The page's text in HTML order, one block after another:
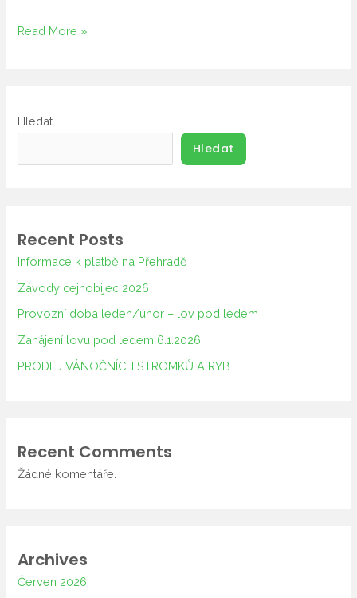
Read More »
Hledat
Hledat
Recent Posts
Informace k platbě na Přehradě
Závody cejnobijec 2026
Provozní doba leden/únor – lov pod ledem
Zahájení lovu pod ledem 6.1.2026
PRODEJ VÁNOČNÍCH STROMKŮ A RYB
Recent Comments
Žádné komentáře.
Archives
Červen 2026